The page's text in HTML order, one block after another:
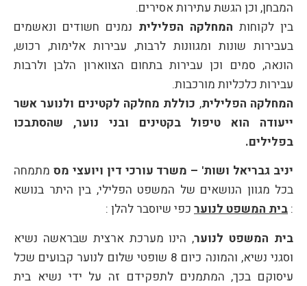
המבחן, וכן הגשת עתירות אסירים.
בין לקוחות המחלקה הפלילית נמנים חשודים ונאשמים
בעבירות שונות ומגוונות לרבות, עבירות אלימות, רכוש,
הונאה, סמים וכן עבירות בתחום הצווארון הלבן ולרבות
עבירות כלכליות מורכבות.
המחלקה הפלילית, כוללת מחלקה לקטינים ולנוער אשר
ייעודה הוא טיפול בקטינים ובני נוער, שהסתבכו
בפלילים.
יניב גבריאל ושות' – משרד עורכי דין ויועצי מס מתמחה
בכל מגוון הנושאים של המשפט הפלילי, בין היתר בנושא
: בית המשפט לנוער כפי שיוסבר להלן :
בית המשפט לנוער, הינו מערכת ארצית שבראשה נשיא
וסגני נשיא, והמונה כיום ‏8 שופטי שלום לנוער קבועים שכל
עיסוקם בכך, המתמנים לתפקידם זה על ידי נשיא בית